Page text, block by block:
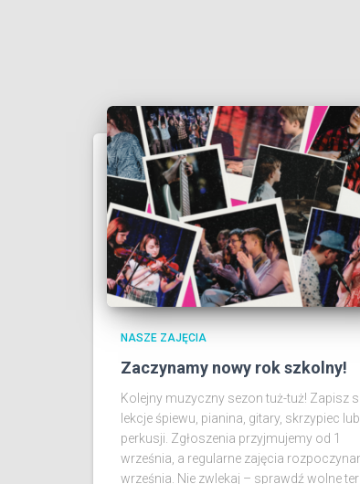
NASZE ZAJĘCIA
Zaczynamy nowy rok szkolny!
Kolejny muzyczny sezon tuż-tuż! Zapisz
lekcje śpiewu, pianina, gitary, skrzypiec lub
perkusji. Zgłoszenia przyjmujemy od 1
września, a regularne zajęcia
września. Nie zwlekaj – sprawdź wolne